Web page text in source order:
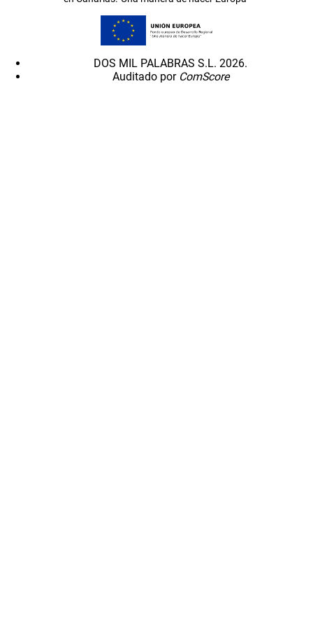
DOS MIL PALABRAS S.L. 2026.
Auditado por ComScore